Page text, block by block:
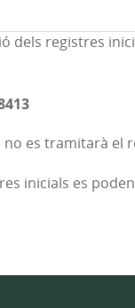
dels registres
no es tramitarà el
inicials es